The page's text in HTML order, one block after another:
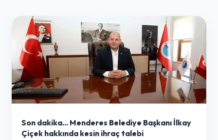
Son dakika... Menderes Belediye Başkanı İlkay
Çiçek hakkında kesin ihraç talebi